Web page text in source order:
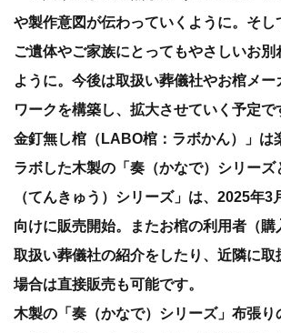
や製作意図が伝わっていくように。そし
ご遺体やご家族にとってもやさしいお別
ように。今後は取扱い葬儀社やお棺メー
ワークを構築し、拡大させていく予定
金釘無し棺（LABO棺：ラボかん）」は
ラボした木製の「奏（かなで）シリー
（てんきゅう）シリーズ」は、2025年3
向けに販売開始。またお棺の利用者（購
取扱い葬儀社の紹介をしたり、近隣に取
場合は直接販売も可能です。
木製の「奏（かなで）シリーズ」布張り